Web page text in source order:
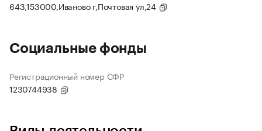
643,153000,Иваново г,Почтовая ул,24
Социальные фонды
Регистрационный номер СФР
1230744938